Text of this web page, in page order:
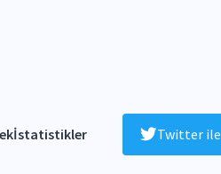
İstatistikler Twitter